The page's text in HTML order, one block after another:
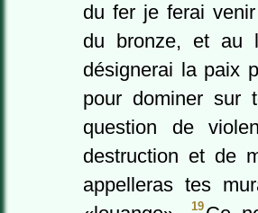
du fer je ferai
du bronze, et au
désignerai la paix
pour dominer sur
question de
destruction et de
appelleras tes
19